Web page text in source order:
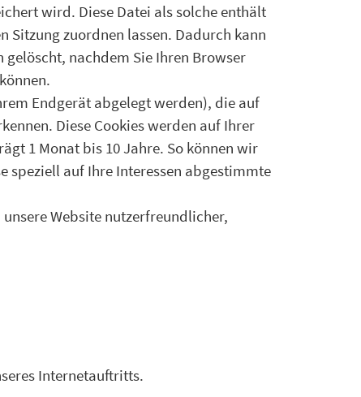
wird. Diese Datei als solche enthält
Sitzung zuordnen lassen. Dadurch kann
gelöscht, nachdem Sie Ihren Browser
Endgerät abgelegt werden), die auf
Diese Cookies werden auf Ihrer
1 Monat bis 10 Jahre. So können wir
speziell auf Ihre Interessen abgestimmte
Website nutzerfreundlicher,
Internetauftritts.